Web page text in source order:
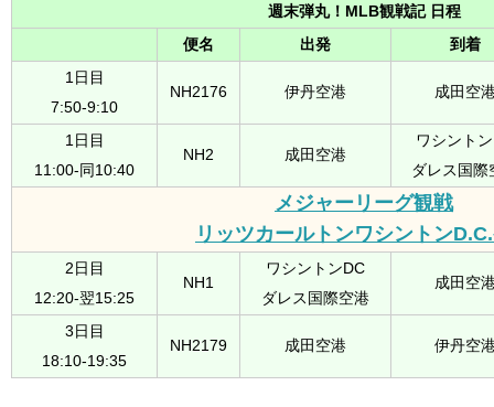
週末弾丸！MLB観戦記 日程
便名
出発
到着
1日目
7:50-9:10
NH2176 伊丹空港 成田空
1日目
11:00-同10:40
NH2 成田空港
ワシント
ダレス国際
メジャーリーグ観戦
リッツカールトンワシントン
2日目
12:20-翌15:25
NH1
ワシントンDC
ダレス国際空港
成田空
3日目
18:10-19:35
NH2179 成田空港 伊丹空